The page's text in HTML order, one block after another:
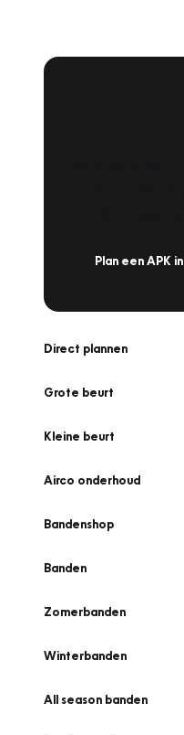
Plan een APK in
Direct plannen
Grote beurt
Kleine beurt
Airco onderhoud
Bandenshop
Banden
Zomerbanden
Winterbanden
All season banden